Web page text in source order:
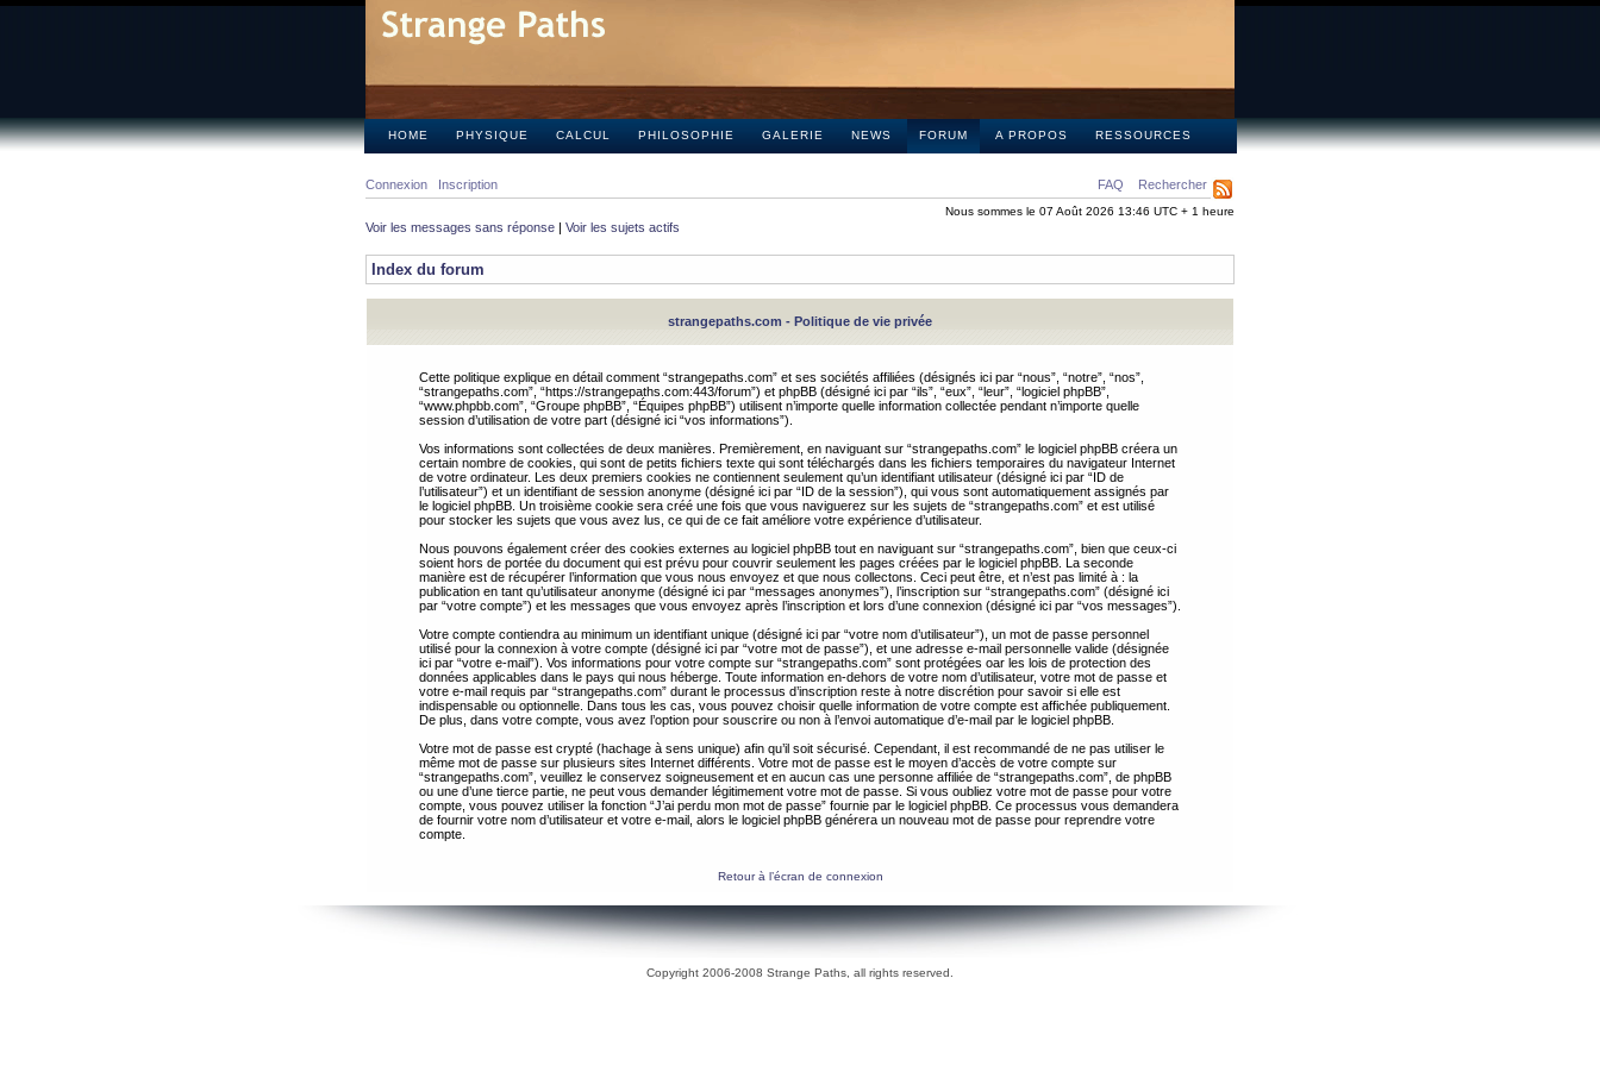
HOME PHYSIQUE CALCUL PHILOSOPHIE GALERIE NEWS FORUM A PROPOS RESSOURCES
FAQ Rechercher
Connexion Inscription
Nous sommes le 07 Août 2026 13:46 UTC + 1 heure
Voir les messages sans réponse | Voir les sujets actifs
Index du forum
strangepaths.com - Politique de vie privée
Cette politique explique en détail comment “strangepaths.com” et ses sociétés affiliées (désignés ici par “nous”, “notre”, “nos”,
“strangepaths.com”, “https://strangepaths.com:443/forum”) et phpBB (désigné ici par “ils”, “eux”, “leur”, “logiciel phpBB”,
“www.phpbb.com”, “Groupe phpBB”, “Équipes phpBB”) utilisent n’importe quelle information collectée pendant n’importe quelle
session d’utilisation de votre part (désigné ici “vos informations”).
Vos informations sont collectées de deux manières. Premièrement, en naviguant sur “strangepaths.com” le logiciel phpBB créera un
certain nombre de cookies, qui sont de petits fichiers texte qui sont téléchargés dans les fichiers temporaires du navigateur Internet
de votre ordinateur. Les deux premiers cookies ne contiennent seulement qu’un identifiant utilisateur (désigné ici par “ID de
l’utilisateur”) et un identifiant de session anonyme (désigné ici par “ID de la session”), qui vous sont automatiquement assignés par
le logiciel phpBB. Un troisième cookie sera créé une fois que vous naviguerez sur les sujets de “strangepaths.com” et est utilisé
pour stocker les sujets que vous avez lus, ce qui de ce fait améliore votre expérience d’utilisateur.
Nous pouvons également créer des cookies externes au logiciel phpBB tout en naviguant sur “strangepaths.com”, bien que ceux-ci
soient hors de portée du document qui est prévu pour couvrir seulement les pages créées par le logiciel phpBB. La seconde
manière est de récupérer l’information que vous nous envoyez et que nous collectons. Ceci peut être, et n’est pas limité à : la
publication en tant qu’utilisateur anonyme (désigné ici par “messages anonymes”), l’inscription sur “strangepaths.com” (désigné ici
par “votre compte”) et les messages que vous envoyez après l’inscription et lors d’une connexion (désigné ici par “vos messages”).
Votre compte contiendra au minimum un identifiant unique (désigné ici par “votre nom d’utilisateur”), un mot de passe personnel
utilisé pour la connexion à votre compte (désigné ici par “votre mot de passe”), et une adresse e-mail personnelle valide (désignée
ici par “votre e-mail”). Vos informations pour votre compte sur “strangepaths.com” sont protégées oar les lois de protection des
données applicables dans le pays qui nous héberge. Toute information en-dehors de votre nom d’utilisateur, votre mot de passe et
votre e-mail requis par “strangepaths.com” durant le processus d’inscription reste à notre discrétion pour savoir si elle est
indispensable ou optionnelle. Dans tous les cas, vous pouvez choisir quelle information de votre compte est affichée publiquement.
De plus, dans votre compte, vous avez l’option pour souscrire ou non à l’envoi automatique d’e-mail par le logiciel phpBB.
Votre mot de passe est crypté (hachage à sens unique) afin qu’il soit sécurisé. Cependant, il est recommandé de ne pas utiliser le
même mot de passe sur plusieurs sites Internet différents. Votre mot de passe est le moyen d’accès de votre compte sur
“strangepaths.com”, veuillez le conservez soigneusement et en aucun cas une personne affiliée de “strangepaths.com”, de phpBB
ou une d’une tierce partie, ne peut vous demander légitimement votre mot de passe. Si vous oubliez votre mot de passe pour votre
compte, vous pouvez utiliser la fonction “J’ai perdu mon mot de passe” fournie par le logiciel phpBB. Ce processus vous demandera
de fournir votre nom d’utilisateur et votre e-mail, alors le logiciel phpBB générera un nouveau mot de passe pour reprendre votre
compte.
Retour à l’écran de connexion
Copyright 2006-2008 Strange Paths, all rights reserved.